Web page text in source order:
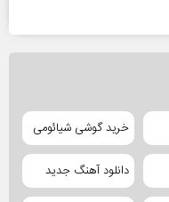
خرید گوشی شیائومی
دانلود آهنگ جدید